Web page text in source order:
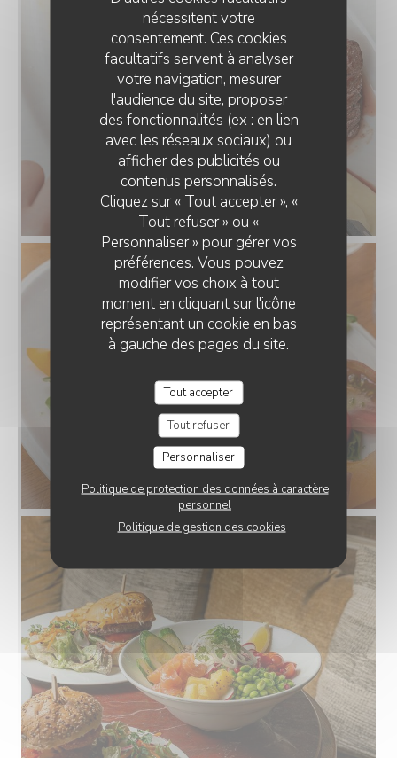
nécessitent votre
consentement. Ces cookies
facultatifs servent à analyser
votre navigation, mesurer
l'audience du site, proposer
des fonctionnalités (ex : en lien
avec les réseaux sociaux) ou
afficher des publicités ou
contenus personnalisés.
Cliquez sur « Tout accepter », «
Tout refuser » ou «
Personnaliser » pour gérer vos
préférences. Vous pouvez
modifier vos choix à tout
moment en cliquant sur l'icône
représentant un cookie en bas
à gauche des pages du site.
Tout accepter
Tout refuser
Personnaliser
Politique de protection des données à caractère
personnel
Politique de gestion des cookies